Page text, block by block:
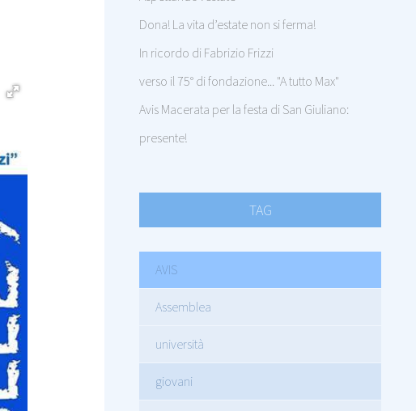
Dona! La vita d’estate non si ferma!
In ricordo di Fabrizio Frizzi
verso il 75° di fondazione... "A tutto Max"
Avis Macerata per la festa di San Giuliano:
presente!
TAG
AVIS
Assemblea
università
giovani